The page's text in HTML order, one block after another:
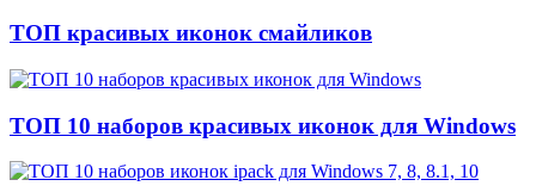
ТОП красивых иконок смайликов
ТОП 10 наборов красивых иконок для Windows